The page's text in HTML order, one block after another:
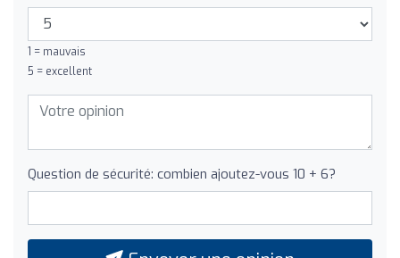
1 = mauvais
5 = excellent
Question de sécurité: combien ajoutez-vous 10 + 6?